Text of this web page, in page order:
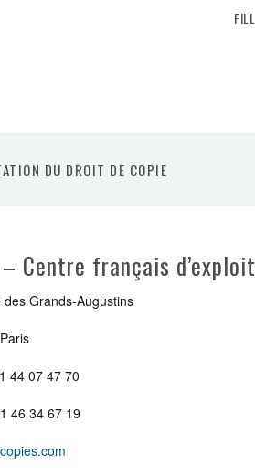
FILL
DU DROIT DE COPIE
– Centre français
des Grands-Augustins
44 07 47 70
46 34 67 19